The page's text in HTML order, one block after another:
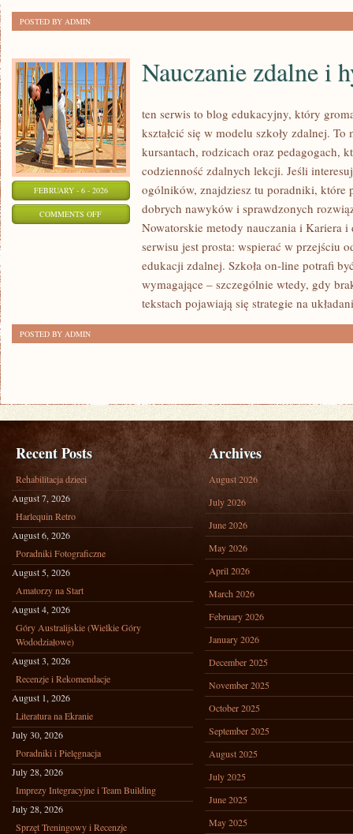
POSTED BY ADMIN
FEBRUARY - 6 - 2026
COMMENTS OFFON
NAUCZANIE
HYBRYDOWE
Nauczanie zdalne i
ten serwis to blog edukacyjny, który
kształcić się w modelu szkoły zdalnej.
kursantach, rodzicach oraz pedagogach,
codzienność zdalnych lekcji. Jeśli
ogólników, znajdziesz tu poradniki, które
dobrych nawyków i sprawdzonych
Nowatorskie metody nauczania i Kariera i
serwisu jest prosta: wspierać w przejściu
edukacji zdalnej. Szkoła on-line potrafi
wymagające – szczególnie wtedy, gdy
tekstach pojawiają się strategie na
POSTED BY ADMIN
Recent Posts
Rehabilitacja dzieci
August 7, 2026
Harlequin Retro
August 6, 2026
Poradniki Fotograficzne
August 5, 2026
Amatorzy na Start
August 4, 2026
Góry Australijskie (Wielkie Góry
Wododziałowe)
August 3, 2026
Recenzje i Rekomendacje
August 1, 2026
Literatura na Ekranie
July 30, 2026
Poradniki i Pielęgnacja
July 28, 2026
Imprezy Integracyjne i Team Building
July 28, 2026
Sprzęt Treningowy i Recenzje
Archives
August 2026
July 2026
June 2026
May 2026
April 2026
March 2026
February 2026
January 2026
December 2025
November 2025
October 2025
September 2025
August 2025
July 2025
June 2025
May 2025